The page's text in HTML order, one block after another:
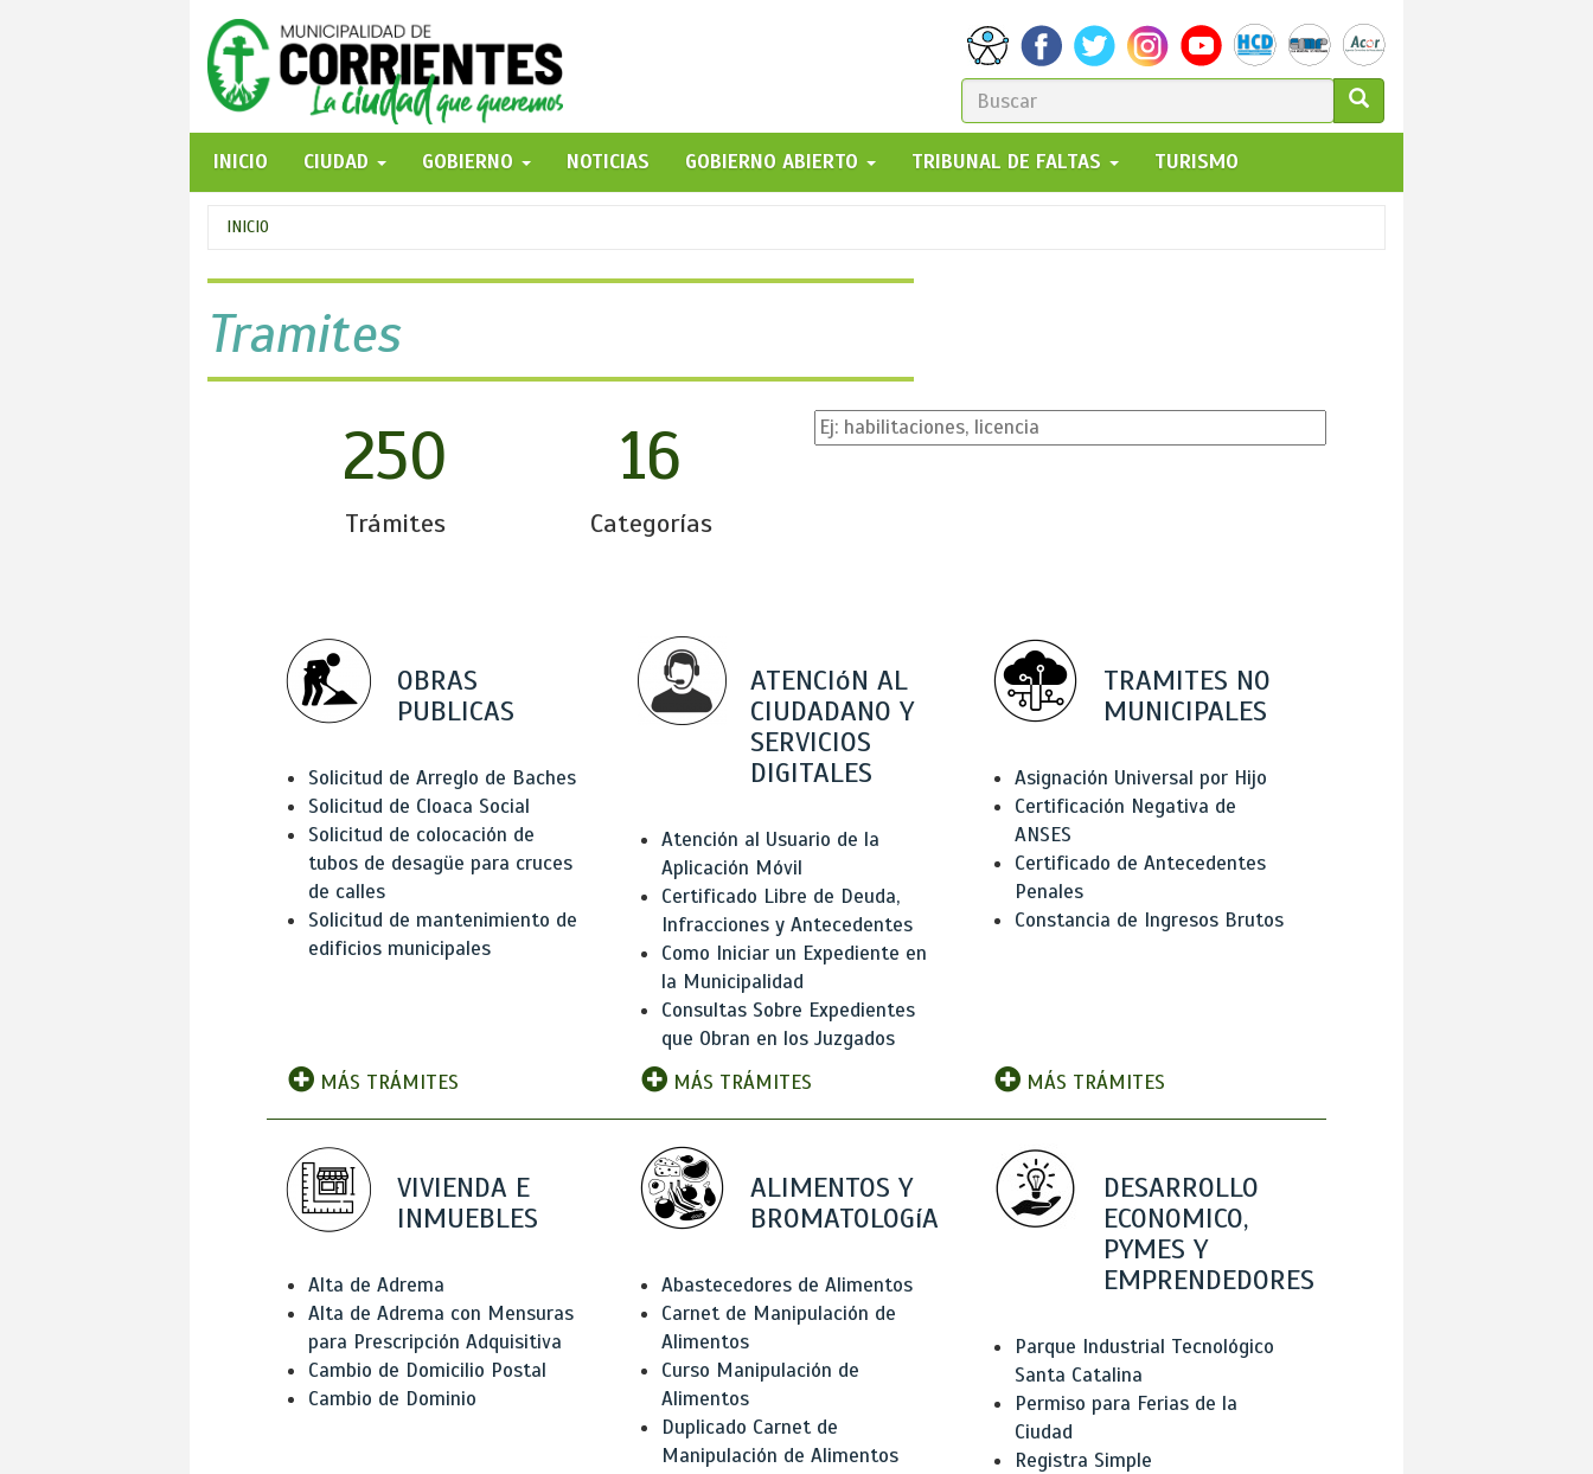
FORMULARIO
DE
BÚSQUEDA
GO!
INICIO
CIUDAD GOBIERNO NOTICIAS GOBIERNO ABIERTO TRIBUNAL DE FALTAS TURISMO
Se
encuentra
usted
aquí
INICIO
Tramites
250
Trámites
16
Categorías
OBRAS
PUBLICAS
Solicitud de Arreglo de Baches
Solicitud de Cloaca Social
Solicitud de colocación de
tubos de desagüe para cruces
de calles
Solicitud de mantenimiento de
edificios municipales
MÁS TRÁMITES
ATENCIóN AL
CIUDADANO Y
SERVICIOS
DIGITALES
Atención al Usuario de la
Aplicación Móvil
Certificado Libre de Deuda,
Infracciones y Antecedentes
Como Iniciar un Expediente en
la Municipalidad
Consultas Sobre Expedientes
que Obran en los Juzgados
MÁS TRÁMITES
TRAMITES NO
MUNICIPALES
Asignación Universal por Hijo
Certificación Negativa de
ANSES
Certificado de Antecedentes
Penales
Constancia de Ingresos Brutos
MÁS TRÁMITES
VIVIENDA E
INMUEBLES
Alta de Adrema
Alta de Adrema con Mensuras
para Prescripción Adquisitiva
Cambio de Domicilio Postal
Cambio de Dominio
ALIMENTOS Y
BROMATOLOGíA
Abastecedores de Alimentos
Carnet de Manipulación de
Alimentos
Curso Manipulación de
Alimentos
Duplicado Carnet de
Manipulación de Alimentos
DESARROLLO
ECONOMICO,
PYMES Y
EMPRENDEDORES
Parque Industrial Tecnológico
Santa Catalina
Permiso para Ferias de la
Ciudad
Registra Simple